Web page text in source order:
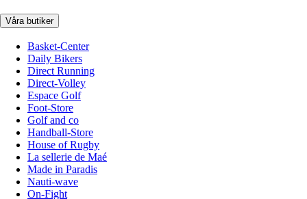
Våra butiker
Basket-Center
Daily Bikers
Direct Running
Direct-Volley
Espace Golf
Foot-Store
Golf and co
Handball-Store
House of Rugby
La sellerie de Maé
Made in Paradis
Nauti-wave
On-Fight